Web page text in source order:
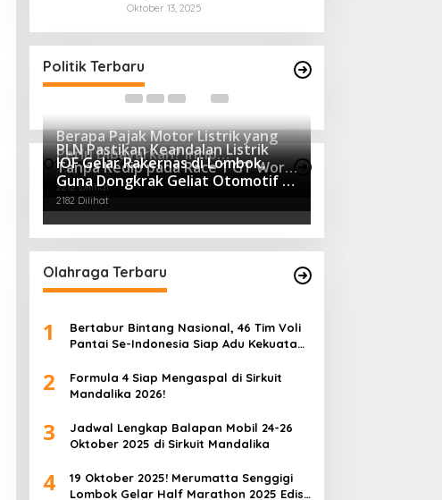
Oktober 13, 2025
Politik Terbaru
Personel Pengamanan Pilkada
Di Berita, Daerah, Politik
Panwascam
Otomotif Terpopuler
Berapa Pajak Motor Listrik yang
Perlu Dibayarkan? Intip
Penjelasannya Di Sini!
2426 Dilihat
PLN Pastikan Keandalan Listrik
Tanpa Kedip pada Race 1 GT World
Challenge Asia 2025 Mandalika
2212 Dilihat
IOF Gelar Rakernas di Lombok,
Guna Dongkrak Geliat Otomotif di
Masa Pendemi
2182 Dilihat
Olahraga Terbaru
1
Bertabur Bintang Nasional, 46 Tim Voli
Pantai Se-Indonesia Siap Adu Kekuatan
2
Formula 4 Siap Mengaspal di Sirkuit
Mandalika 2026!
3
Jadwal Lengkap Balapan Mobil 24-26
Oktober 2025 di Sirkuit Mandalika
4
19 Oktober 2025! Merumatta Senggigi
Lombok Gelar Half Marathon 2025 Edisi